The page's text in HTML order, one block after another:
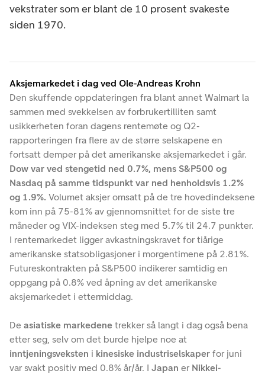
vekstrater som er blant de 10 prosent svakeste
siden 1970.
Aksjemarkedet i dag ved Ole-Andreas Krohn
Den skuffende oppdateringen fra blant annet Walmart la
sammen med svekkelsen av forbrukertilliten samt
usikkerheten foran dagens rentemøte og Q2-
rapporteringen fra flere av de større selskapene en
fortsatt demper på det amerikanske aksjemarkedet i går.
Dow var ved stengetid ned 0.7%, mens S&P500 og
Nasdaq på samme tidspunkt var ned henholdsvis 1.2%
og 1.9%. Volumet aksjer omsatt på de tre hovedindeksene
kom inn på 75-81% av gjennomsnittet for de siste tre
måneder og VIX-indeksen steg med 5.7% til 24.7 punkter.
I rentemarkedet ligger avkastningskravet for tiårige
amerikanske statsobligasjoner i morgentimene på 2.81%.
Futureskontrakten på S&P500 indikerer samtidig en
oppgang på 0.8% ved åpning av det amerikanske
aksjemarkedet i ettermiddag.
De asiatiske markedene trekker så langt i dag også bena
etter seg, selv om det burde hjelpe noe at
inntjeningsveksten i kinesiske industriselskaper for juni
var svakt positiv med 0.8% år/år. I Japan er Nikkei-